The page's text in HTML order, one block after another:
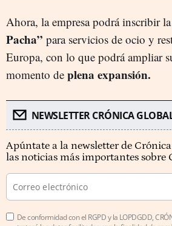
Ahora, la empresa podrá inscribir
Pacha” para servicios de ocio y
Europa, con lo que podrá ampliar
momento de plena expansión.
NEWSLETTER CRÓNICA
Apúntate a la newsletter de
las noticias más importantes sobre
De conformidad con el RGPD y la LOPDGDD,